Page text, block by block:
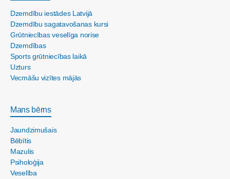
Dzemdību iestādes Latvijā
Dzemdību sagatavošanas kursi
Grūtniecības veselīga norise
Dzemdības
Sports grūtniecības laikā
Uzturs
Vecmāšu vizītes mājās
Mans bērns
Jaundzimušais
Bēbītis
Mazulis
Psiholoģija
Veselība